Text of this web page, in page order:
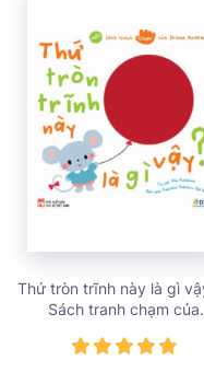
Thứ tròn trĩnh này là gì
Sách tranh chạm của
bán 151,000 vnđ